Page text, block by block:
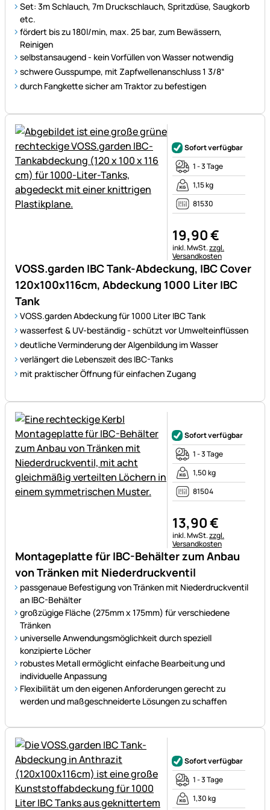
Set: 3m Schlauch, 7m Druckschlauch, Spritzdüse, Saugkorb
etc.
fördert bis zu 180l/min, max. 25 bar, zum Bewässern,
Reinigen
selbstansaugend - kein Vorfüllen von Wasser notwendig
schwere Gusspumpe, mit Zapfwellenanschluss 1 3/8“
durch Fangkette sicher am Traktor zu befestigen
VOSS.garden IBC Tank-Abdeckung, IBC Cover
120x100x116cm, Abdeckung 1000 Liter IBC
Tank
VOSS.garden Abdeckung für 1000 Liter IBC Tank
wasserfest & UV-beständig - schützt vor Umwelteinflüssen
deutliche Verminderung der Algenbildung im Wasser
verlängert die Lebenszeit des IBC-Tanks
mit praktischer Öffnung für einfachen Zugang
Sofort verfügbar
1 - 3 Tage
1,15 kg
81530
19,90€
Steuerhinweis:
inkl. MwSt.zzgl.
Versandkosten
Montageplatte für IBC-Behälter zum Anbau
von Tränken mit Niederdruckventil
passgenaue Befestigung von Tränken mit Niederdruckventil
an IBC-Behälter
großzügige Fläche (275mm x 175mm) für verschiedene
Tränken
universelle Anwendungsmöglichkeit durch speziell
konzipierte Löcher
robustes Metall ermöglicht einfache Bearbeitung und
individuelle Anpassung
Flexibilität um den eigenen Anforderungen gerecht zu
werden und maßgeschneiderte Lösungen zu schaffen
Sofort verfügbar
1 - 3 Tage
1,50 kg
81504
13,90€
Steuerhinweis:
inkl. MwSt.zzgl.
Versandkosten
Sofort verfügbar
1 - 3 Tage
1,30 kg